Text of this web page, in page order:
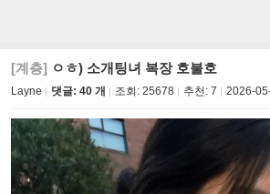
[계층] ㅇㅎ) 소개팅녀 복장 호불호
Layne 댓글: 40 개 조회: 25678 추천: 7 2026-